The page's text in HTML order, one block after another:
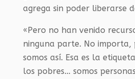
agrega sin poder liberarse
«Pero no han venido
ninguna parte. No importa,
somos así. Esa es la
los pobres… somos